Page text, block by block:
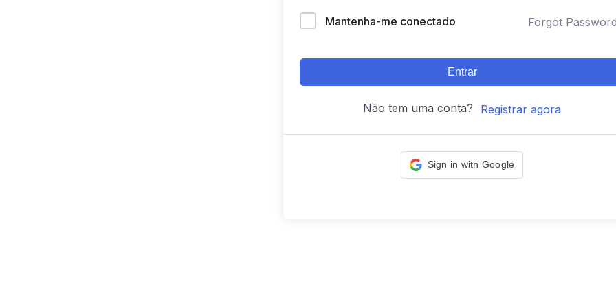
Mantenha-me conectado Forgot
Entrar
Não tem uma conta? Registrar agora
Sign in with Google